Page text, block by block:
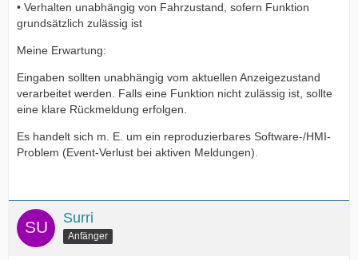
• Verhalten unabhängig von Fahrzustand, sofern Funktion
grundsätzlich zulässig ist
Meine Erwartung:
Eingaben sollten unabhängig vom aktuellen Anzeigezustand
verarbeitet werden. Falls eine Funktion nicht zulässig ist, sollte
eine klare Rückmeldung erfolgen.
Es handelt sich m. E. um ein reproduzierbares Software-/HMI-
Problem (Event-Verlust bei aktiven Meldungen).
Surri
Anfänger